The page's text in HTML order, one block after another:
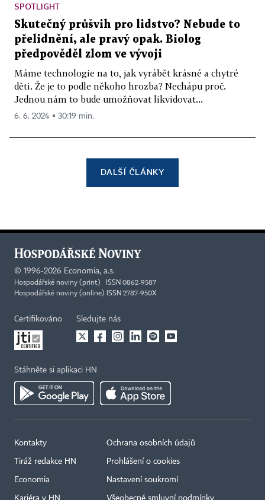
SPOTLIGHT
Skutečný průšvih pro lidstvo? Nebude to
přelidnění, ale pravý opak. Biolog
předpověděl zlom ve vývoji
Máme technologie na to, jak vyrábět krásné a chytré
děti. Že je to podle někoho hrozba? Nechápu proč.
Jednou nám to bude umožňovat likvidovat...
6. 6. 2024 ▪ 30:19 min.
DALŠÍ ČLÁNKY
© 1996-2026 Economia, a.s.
Hospodářské noviny (print) ISSN 0862-9587
Hospodářské noviny (online) ISSN 2787-950X
Certifikováno Sledujte nás
Stáhněte si aplikaci HN
Kontakty
Tiráž redakce HN
Economia
Ochrana osobních údajů
Prohlášení o cookies
Nastavení soukromí